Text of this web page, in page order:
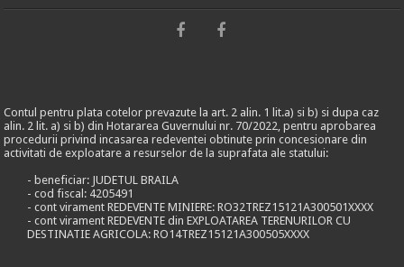
Contul pentru plata cotelor prevazute la art. 2 alin. 1 lit.a) si b) si dupa caz
alin. 2 lit. a) si b) din Hotararea Guvernului nr. 70/2022, pentru aprobarea
procedurii privind incasarea redeventei obtinute prin concesionare din
activitati de exploatare a resurselor de la suprafata ale statului:
- beneficiar: JUDETUL BRAILA
- cod fiscal: 4205491
- cont virament REDEVENTE MINIERE: RO32TREZ15121A300501XXXX
- cont virament REDEVENTE din EXPLOATAREA TERENURILOR CU
DESTINATIE AGRICOLA: RO14TREZ15121A300505XXXX